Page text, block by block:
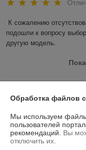
К сожалению
подошли к вопросу
другую модель.
О нас
Контакты
Доставка и оплата
Обработка файлов
Мы используем
пользователей
рекомендаций. Вы
отключить их.